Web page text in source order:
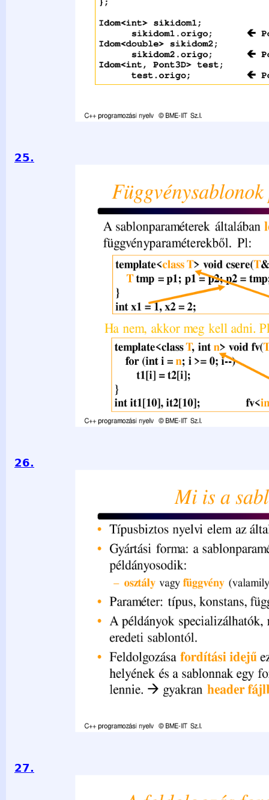
25.
függvényparaméterekből. Pl: template&lt;class T&gt; void
p1; p1 = p2; p2 = tmp; } int x1 = 1, x2 = 2; csere(x1, x2);
template&lt;class T, int n&gt; void fv(T t1[n], T t2[n]) { for
t2[i]; } int it1[10], it2[10]; fv&lt;int, 10&gt;(it1, it2); C++
Sz.I. 2021.03.29. - 25 -
26.
sablonparaméterektől függően példányosodik: – osztály
jön belőle létre. • Paraméter: típus, konstans, függvény,
specializálhatók, melyek eltérhetnek az eredeti sablontól.
ezért a példányosítás helyének és a sablonnak egy
gyakran header fájlba tesszük (.hpp) C++ programozási
27.
fakt&lt;N-1&gt;::fval }; }; Specializálás template &lt;&gt;